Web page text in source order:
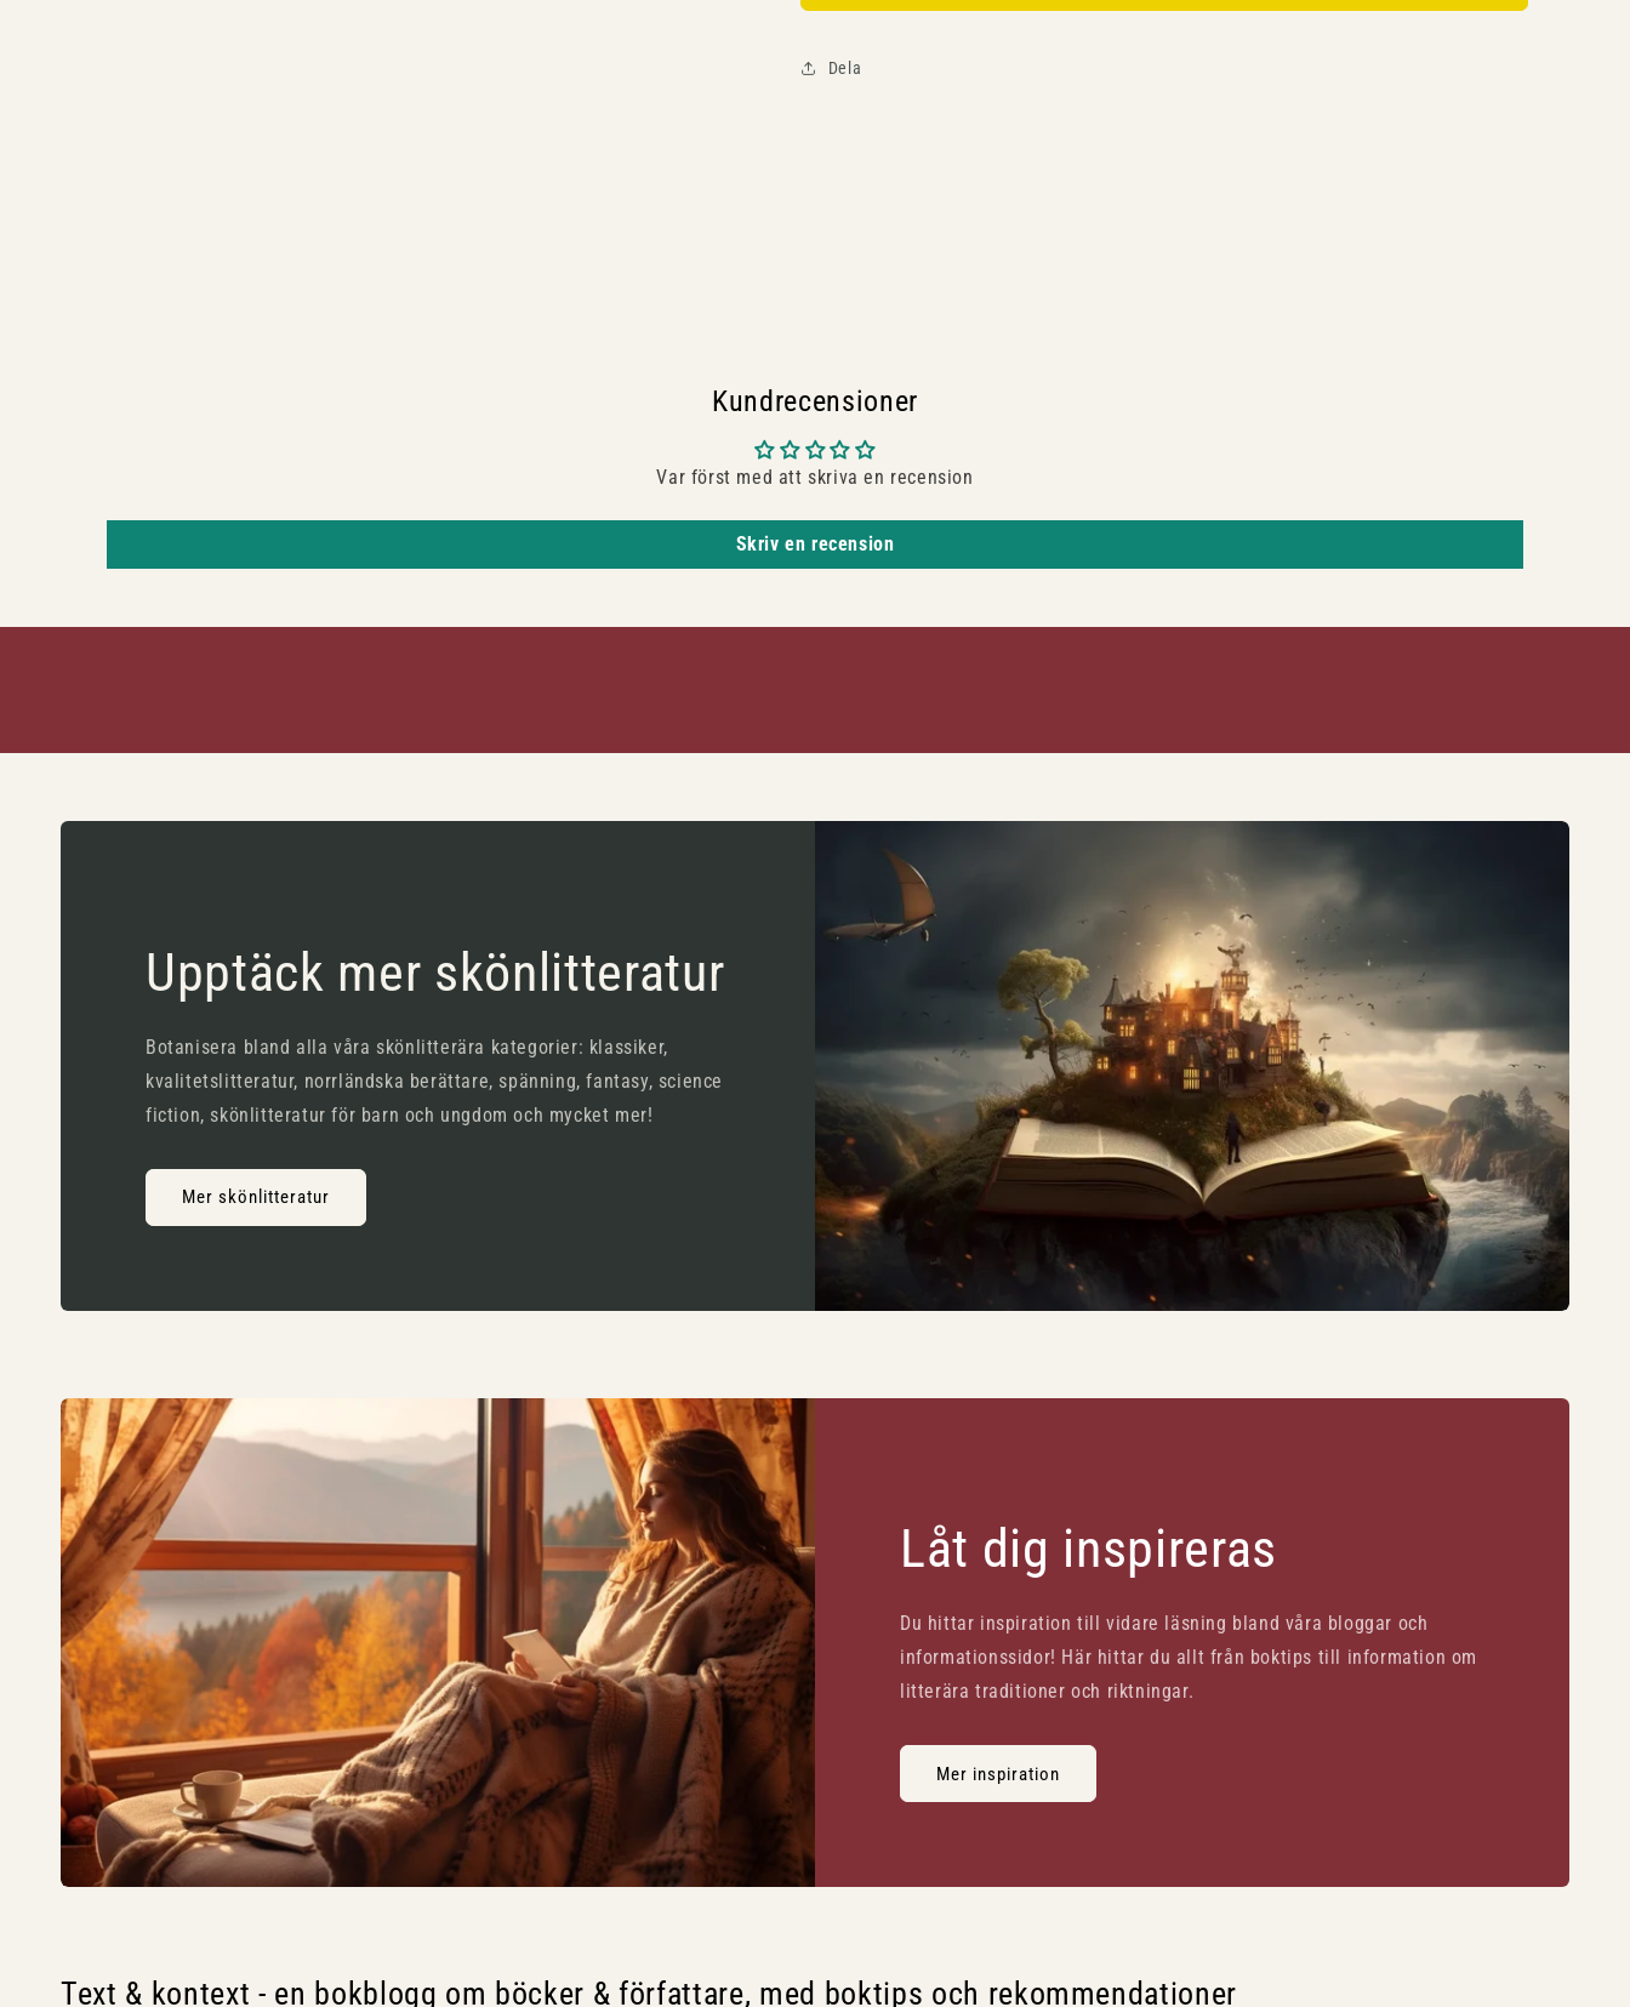
Dela
Kundrecensioner
Var först med att skriva en recension
Skriv en recension
Upptäck mer skönlitteratur
Botanisera bland alla våra skönlitterära kategorier: klassiker,
kvalitetslitteratur, norrländska berättare, spänning, fantasy, science
fiction, skönlitteratur för barn och ungdom och mycket mer!
Mer skönlitteratur
Låt dig inspireras
Du hittar inspiration till vidare läsning bland våra bloggar och
informationssidor! Här hittar du allt från boktips till information om
litterära traditioner och riktningar.
Mer inspiration
Text & kontext - en bokblogg om böcker & författare, med boktips och rekommendationer